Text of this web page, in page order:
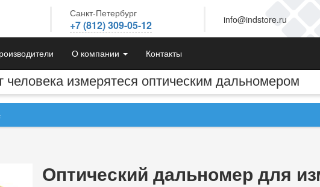
Санкт-Петербург
+7 (812) 309-05-12 info@indstore.ru
О компании Контакты
человека измерятеся оптическим дальномером
Оптический дальномер для